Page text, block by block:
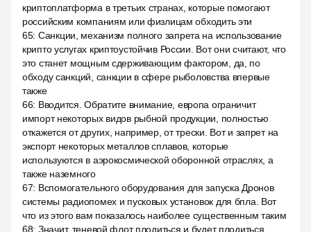
криптоплатформа в третьих странах, которые помогают
российским компаниям или физлицам обходить эти
65: Санкции, механизм полного запрета на использование
крипто услугах криптоустойчив России. Вот они считают, что
это станет мощным сдерживающим фактором, да, по
обходу санкций, санкции в сфере рыболовства впервые
также
66: Вводится. Обратите внимание, европа ограничит
импорт некоторых видов рыбной продукции, полностью
откажется от других, например, от трески. Вот и запрет на
экспорт некоторых металлов сплавов, которые
используются в аэрокосмической оборонной отраслях, а
также наземного
67: Вспомогательного оборудования для запуска Дронов
системы радиопомех и пусковых установок для бпла. Вот
что из этого вам показалось наиболее существенным таким
68: Значит, теневой флот плодиться и будет плодиться,